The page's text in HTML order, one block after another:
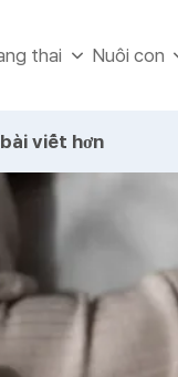
thai Nuôi con
viết hơn